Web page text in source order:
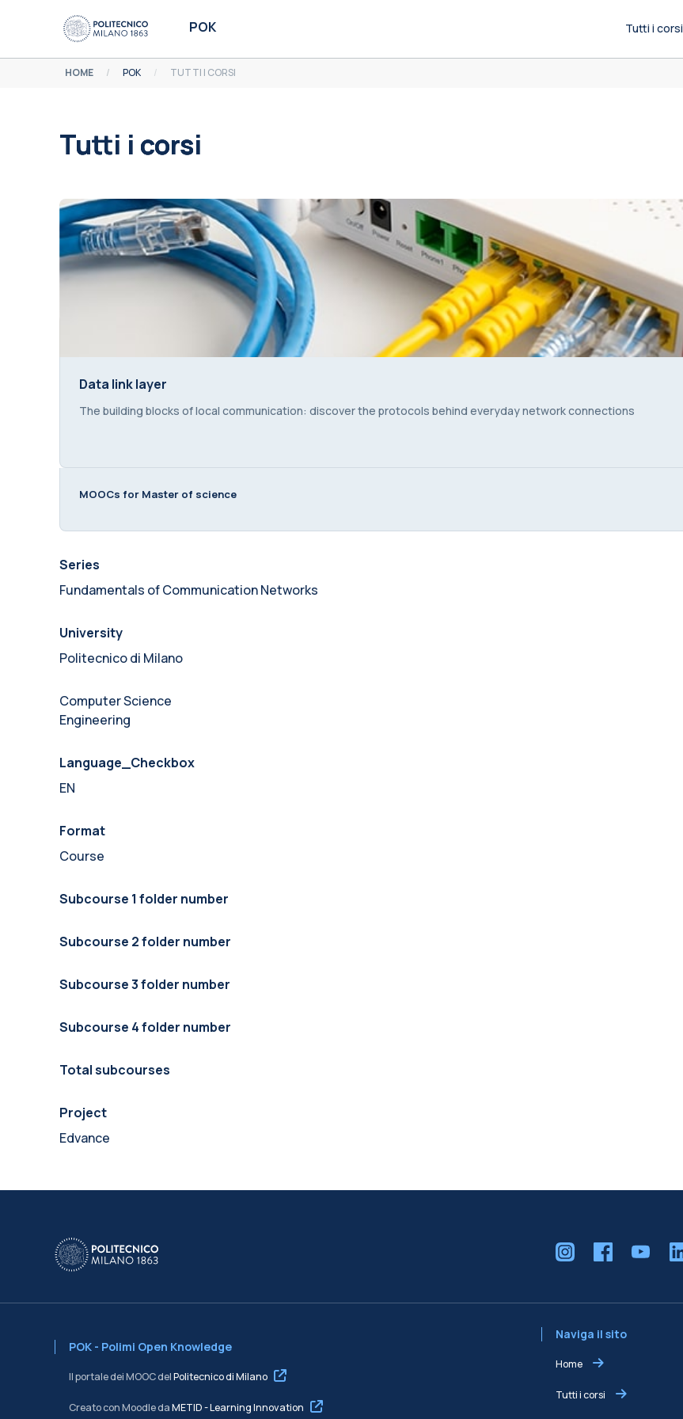
POK
Tutti i corsi
HOME POK TUTTI I CORSI
Tutti i corsi
Aggregazione dei criteri
Data link layer
Data link layer
Course summary text:
The building blocks of local communication: discover the protocols behind everyday network connections
MOOCs for Master of science
Series
Fundamentals of Communication Networks
University
Politecnico di Milano
Computer Science
Engineering
Language_Checkbox
EN
Format
Course
Subcourse 1 folder number
Subcourse 2 folder number
Subcourse 3 folder number
Subcourse 4 folder number
Total subcourses
Project
Edvance
POK - Polimi Open Knowledge
Il portale dei MOOC delPolitecnico di Milano
Creato con Moodle daMETID - Learning Innovation
Naviga il sito
Home
Tutti i corsi